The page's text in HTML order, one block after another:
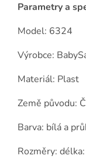
Parametry a
Model: 6324
Výrobce:
Materiál: Plast
Země původu:
Barva: bílá a
Rozměry: